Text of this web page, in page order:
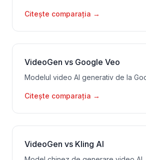
Citește comparația →
VideoGen vs Google Veo
Modelul video AI generativ de la
Citește comparația →
VideoGen vs Kling AI